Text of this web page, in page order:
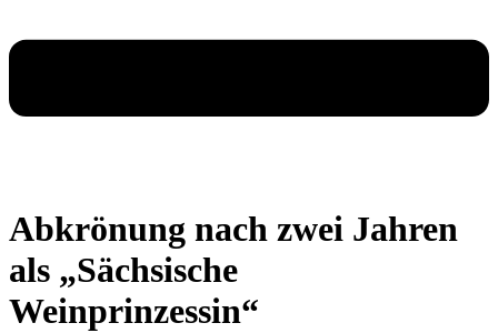
Abkrönung nach zwei Jahren
als „Sächsische
Weinprinzessin“